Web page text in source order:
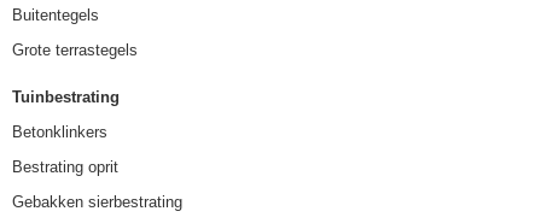
Buitentegels
Grote terrastegels
Tuinbestrating
Betonklinkers
Bestrating oprit
Gebakken sierbestrating